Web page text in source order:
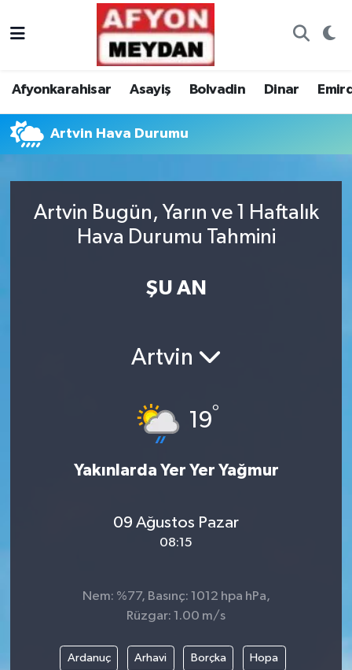
Afyonkarahisar Asayiş Bolvadin Dinar
Artvin Hava Durumu
Artvin Bugün, Yarın ve 1 Haftalık
Hava Durumu Tahmini
ŞU AN
Artvin
19°
Yakınlarda Yer Yer Yağmur
09 Ağustos Pazar
08:15
Nem: %77, Basınç: 1012 hpa hPa,
Rüzgar: 1.00 m/s
Ardanuç Arhavi Borçka Hopa
Nöbetçi Eczaneler
Trafik Durumu
Süper Lig Puan Durumu ve Fikstür
Tüm Manşetler